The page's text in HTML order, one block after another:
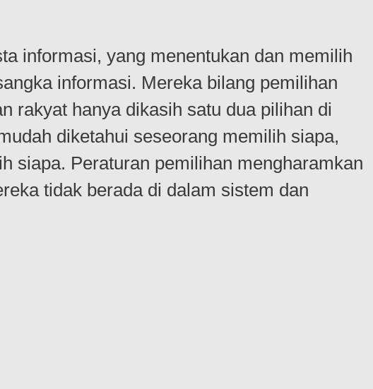
informasi, yang menentukan dan memilih
informasi. Mereka bilang pemilihan
rakyat hanya dikasih satu dua pilihan di
diketahui seseorang memilih siapa,
siapa. Peraturan pemilihan mengharamkan
tidak berada di dalam sistem dan